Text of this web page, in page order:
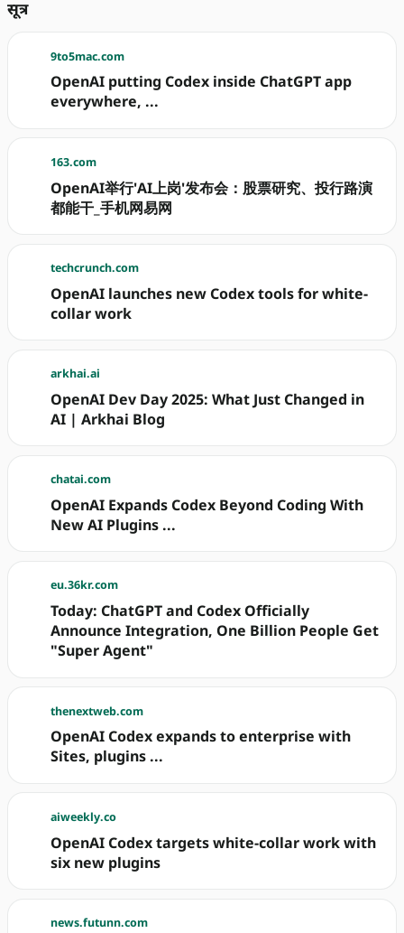
सूत्र
9to5mac.com
OpenAI putting Codex inside ChatGPT app
everywhere, ...
163.com
OpenAI举行'AI上岗'发布会：股票研究、投行路演
都能干_手机网易网
techcrunch.com
OpenAI launches new Codex tools for white-
collar work
arkhai.ai
OpenAI Dev Day 2025: What Just Changed in
AI | Arkhai Blog
chatai.com
OpenAI Expands Codex Beyond Coding With
New AI Plugins ...
eu.36kr.com
Today: ChatGPT and Codex Officially
Announce Integration, One Billion People Get
"Super Agent"
thenextweb.com
OpenAI Codex expands to enterprise with
Sites, plugins ...
aiweekly.co
OpenAI Codex targets white-collar work with
six new plugins
news.futunn.com